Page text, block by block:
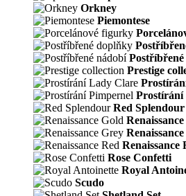
Orkney
Piemontese
Prestige
Prostírání
Red Splendour
Renaissance
Rose Confetti
Royal
Scudo